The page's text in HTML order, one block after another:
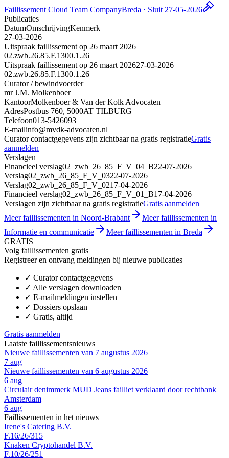
Faillissement Cloud Team CompanyBreda · Sluit 27-05-2026
Publicaties
DatumOmschrijvingKenmerk
27-03-2026
Uitspraak faillissement op 26 maart 2026
02.zwb.26.85.F.1300.1.26
Uitspraak faillissement op 26 maart 202627-03-2026
02.zwb.26.85.F.1300.1.26
Curator / bewindvoerder
mr J.M. Molkenboer
KantoorMolkenboer & Van der Kolk Advocaten
AdresPostbus 760, 5000AT TILBURG
Telefoon013-5426093
E-mailinfo@mvdk-advocaten.nl
Curator contactgegevens zijn zichtbaar na gratis registratieGratis
aanmelden
Verslagen
Financieel verslag02_zwb_26_85_F_V_04_B22-07-2026
Verslag02_zwb_26_85_F_V_0322-07-2026
Verslag02_zwb_26_85_F_V_0217-04-2026
Financieel verslag02_zwb_26_85_F_V_01_B17-04-2026
Verslagen zijn zichtbaar na gratis registratieGratis aanmelden
Meer faillissementen in Noord-Brabant
Meer faillissementen in
Informatie en communicatie
Meer faillissementen in Breda
GRATIS
Volg faillissementen gratis
Registreer en ontvang meldingen bij nieuwe publicaties
✓ Curator contactgegevens
✓ Alle verslagen downloaden
✓ E-mailmeldingen instellen
✓ Dossiers opslaan
✓ Gratis, altijd
Gratis aanmelden
Laatste faillissementsnieuws
Nieuwe faillissementen van 7 augustus 2026
7 aug
Nieuwe faillissementen van 6 augustus 2026
6 aug
Circulair denimmerk MUD Jeans failliet verklaard door rechtbank
Amsterdam
6 aug
Faillissementen in het nieuws
Irene's Catering B.V.
F.16/26/315
Knaken Cryptohandel B.V.
F.10/26/251